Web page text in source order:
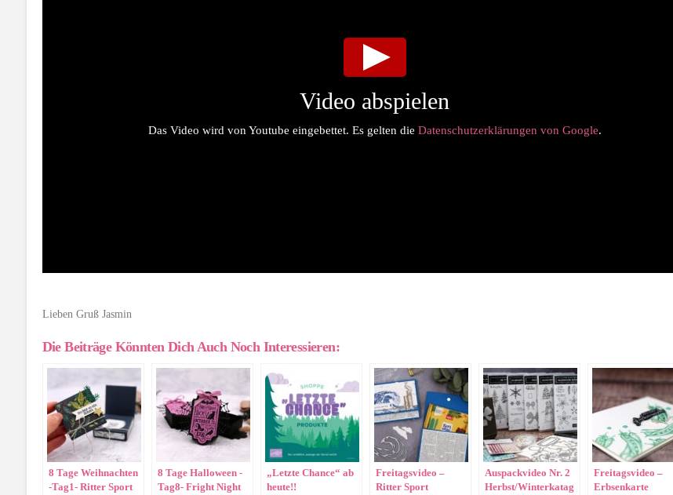
Video abspielen
Das Video wird von Youtube eingebettet. Es gelten die Datenschutzerklärungen von Google.
Lieben Gruß Jasmin
Die Beiträge Könnten Dich Auch Noch Interessieren:
8 Tage Weihnachten
-Tag1- Ritter Sport
8 Tage Halloween -
Tag8- Fright Night
„Letzte Chance“ ab
heute!!
Freitagsvideo –
Ritter Sport
Auspackvideo Nr. 2
Herbst/Winterkatag
Freitagsvideo –
Erbsenkarte